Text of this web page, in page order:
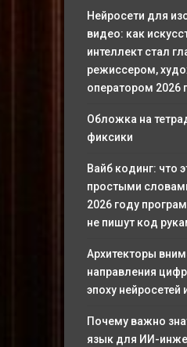
Нейросети для
видео: как
интеллект стал
режиссером,
оператором 2026
Обложка на
фиксики
Вайб кодинг: что
простыми
2026 году
не пишут код
Архитекторы
направления
эпоху нейросетей
Почему важно
язык для ИИ-